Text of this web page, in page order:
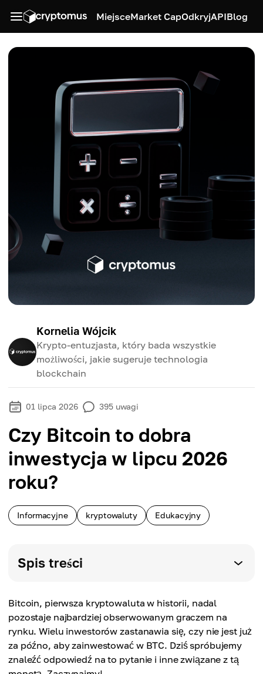
MiejsceMarket CapOdkryjAPIBlog
Kornelia Wójcik
Krypto-entuzjasta, który bada wszystkie
możliwości, jakie sugeruje technologia
blockchain
01 lipca 2026 395 uwagi
Czy Bitcoin to dobra
inwestycja w lipcu 2026
roku?
Informacyjne kryptowaluty Edukacyjny
Spis treści
Bitcoin, pierwsza kryptowaluta w historii, nadal
pozostaje najbardziej obserwowanym graczem na
rynku. Wielu inwestorów zastanawia się, czy nie jest już
za późno, aby zainwestować w BTC. Dziś spróbujemy
znaleźć odpowiedź na to pytanie i inne związane z tą